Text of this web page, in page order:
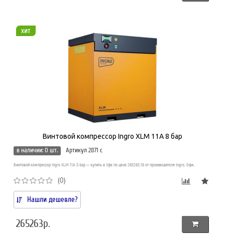
хит
Винтовой компрессор Ingro XLM 11A 8 бар
в наличии: 0 шт.
Артикул 2871 c
Винтовой компрессор Ingro XLM 11A 8 бар — купить в Уфе по цене 265263.16 от производителя Ingro. Офи..
(0)
Нашли дешевле?
265263р.